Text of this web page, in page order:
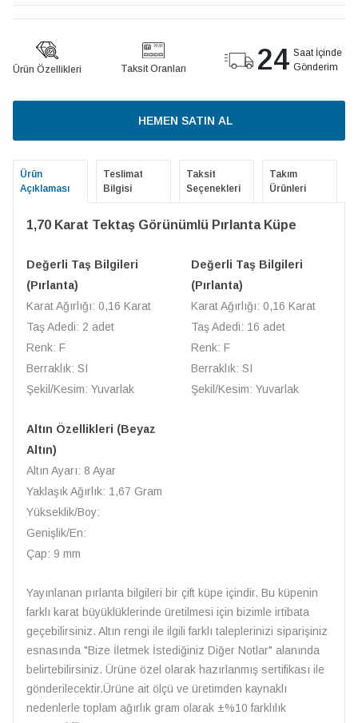
Ürün Özellikleri Taksit Oranları 24 Saat İçinde
Gönderim
HEMEN SATIN AL
Ürün
Açıklaması
Teslimat
Bilgisi
Taksit
Seçenekleri
Takım
Ürünleri
1,70 Karat Tektaş Görünümlü Pırlanta Küpe
Değerli Taş Bilgileri
(Pırlanta)
Karat Ağırlığı: 0,16 Karat
Taş Adedi: 2 adet
Renk: F
Berraklık: SI
Şekil/Kesim: Yuvarlak
Değerli Taş Bilgileri
(Pırlanta)
Karat Ağırlığı: 0,16 Karat
Taş Adedi: 16 adet
Renk: F
Berraklık: SI
Şekil/Kesim: Yuvarlak
Altın Özellikleri (Beyaz
Altın)
Altın Ayarı: 8 Ayar
Yaklaşık Ağırlık: 1,67 Gram
Yükseklik/Boy:
Genişlik/En:
Çap: 9 mm
Yayınlanan pırlanta bilgileri bir çift küpe içindir. Bu küpenin
farklı karat büyüklüklerinde üretilmesi için bizimle irtibata
geçebilirsiniz. Altın rengi ile ilgili farklı taleplerinizi siparişiniz
esnasında "Bize İletmek İstediğiniz Diğer Notlar" alanında
belirtebilirsiniz. Ürüne özel olarak hazırlanmış sertifikası ile
gönderilecektir.Ürüne ait ölçü ve üretimden kaynaklı
nedenlerle toplam ağırlık gram olarak ±%10 farklılık